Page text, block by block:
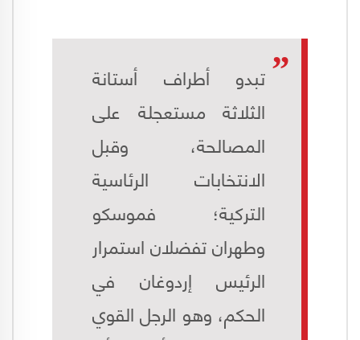
تبدو أطراف أستانة
الثلاثة مستعجلة على
المصالحة، وقبل
الانتخابات الرئاسية
التركية؛ فموسكو
وطهران تفضلان استمرار
الرئيس إردوغان في
الحكم، وهو الرجل القوي